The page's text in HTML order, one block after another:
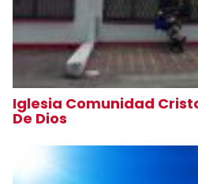
Iglesia Comunidad
De Dios